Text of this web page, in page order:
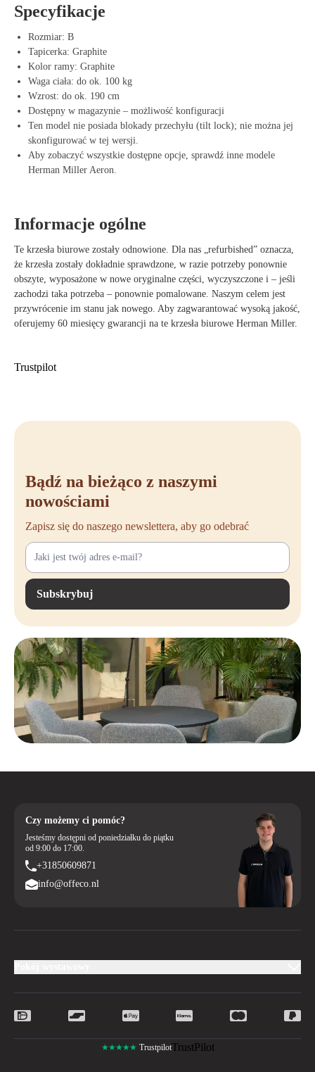
Specyfikacje
Rozmiar: B
Tapicerka: Graphite
Kolor ramy: Graphite
Waga ciała: do ok. 100 kg
Wzrost: do ok. 190 cm
Dostępny w magazynie – możliwość konfiguracji
Ten model nie posiada blokady przechyłu (tilt lock); nie można jej
skonfigurować w tej wersji.
Aby zobaczyć wszystkie dostępne opcje, sprawdź inne modele
Herman Miller Aeron.
Informacje ogólne
Te krzesła biurowe zostały odnowione. Dla nas „refurbished” oznacza,
że krzesła zostały dokładnie sprawdzone, w razie potrzeby ponownie
obszyte, wyposażone w nowe oryginalne części, wyczyszczone i – jeśli
zachodzi taka potrzeba – ponownie pomalowane. Naszym celem jest
przywrócenie im stanu jak nowego. Aby zagwarantować wysoką jakość,
oferujemy 60 miesięcy gwarancji na te krzesła biurowe Herman Miller.
Trustpilot
Bądź na bieżąco z naszymi
nowościami
Zapisz się do naszego newslettera, aby go odebrać
Subskrybuj
Czy możemy ci pomóc?
Jesteśmy dostępni od poniedziałku do piątku
od 9:00 do 17:00.
+31850609871
info@offeco.nl
★★★★★ TrustpilotTrustPilot